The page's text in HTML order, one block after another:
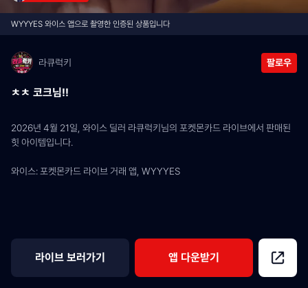
WYYYES 와이스 앱으로 촬영한 인증된 상품입니다
라큐럭키 팔로우
ㅊㅊ 코크님!!
2026년 4월 21일, 와이스 딜러 라큐럭키님의 포켓몬카드 라이브에서 판매된
힛 아이템입니다.
와이스: 포켓몬카드 라이브 거래 앱, WYYYES
라이브 보러가기 앱 다운받기